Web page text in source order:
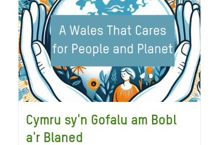
Cymru sy'n Gofalu am Bobl
a'r Blaned